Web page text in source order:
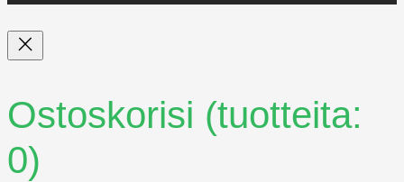
Ostoskorisi (tuotteita:
0)